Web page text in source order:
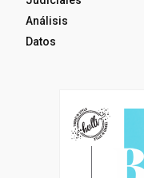
Análisis
Datos